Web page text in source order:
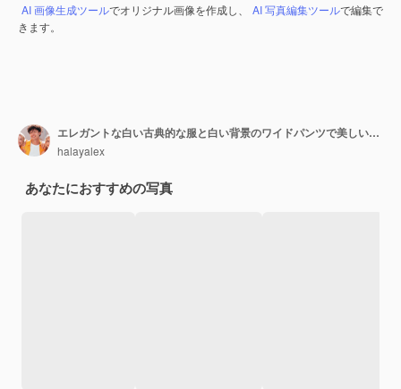
AI 画像生成ツールでオリジナル画像を作成し、 AI 写真編集ツールで編集で
きます。
エレガントな白い古典的な服と白い背景のワイドパンツで美しい官能的なブルネットの女性少女の肖像画
halayalex
あなたにおすすめの写真